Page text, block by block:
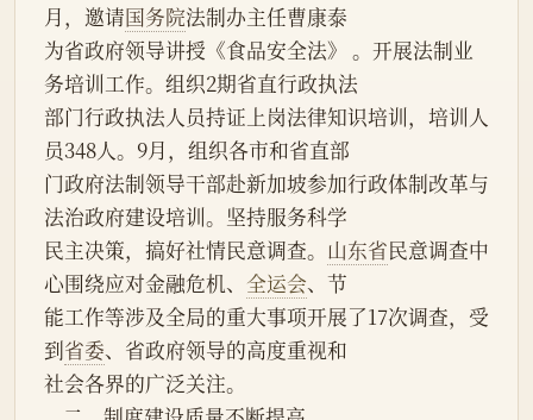
月，邀请国务院法制办主任曹康泰
为省政府领导讲授《食品安全法》 。开展法制业
务培训工作。组织2期省直行政执法
部门行政执法人员持证上岗法律知识培训，培训人
员348人。9月，组织各市和省直部
门政府法制领导干部赴新加坡参加行政体制改革与
法治政府建设培训。坚持服务科学
民主决策，搞好社情民意调查。 山东省民意调查中
心围绕应对金融危机、 全运会、节
能工作等涉及全局的重大事项开展了17次调查，受
到省委、省政府领导的高度重视和
社会各界的广泛关注。